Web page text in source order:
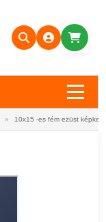
» 10x15 -es fém ezüst